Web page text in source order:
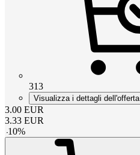
313
Visualizza i dettagli dell'offerta
3.00 EUR
3.33 EUR
-10%